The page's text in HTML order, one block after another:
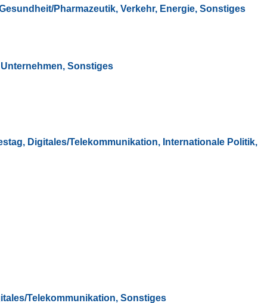
Pharmazeutik, Verkehr, Energie, Sonstiges
Unternehmen, Sonstiges
, Digitales/Telekommunikation, Internationale Politik,
Telekommunikation, Sonstiges